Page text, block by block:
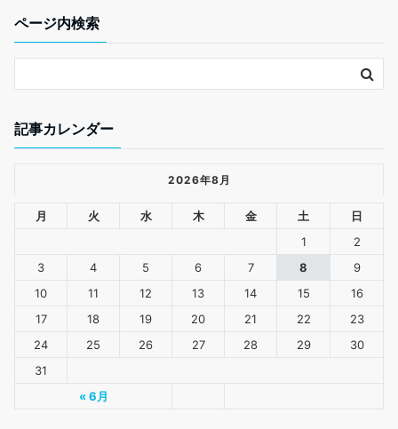
k
ページ内検索
記事カレンダー
2026年8月
月 火 水 木 金 土 日
« 6月
1
2
3
4 5 6 7 8
9
10
11 12 13 14 15
16
17
18 19 20 21 22
23
24
25 26 27 28 29
30
31